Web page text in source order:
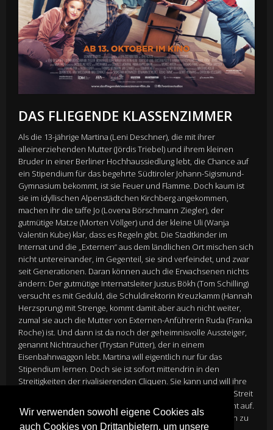
Wir verwenden sowohl eigene Cookies als
auch Cookies von Drittanbietern, um unsere
DAS FLIEGENDE KLASSENZIMMER
Als die 13-jährige Martina (Leni Deschner), die mit ihrer
alleinerziehenden Mutter (Jördis Triebel) und ihrem kleinen
Bruder in einer Berliner Hochhaussiedlung lebt, die Chance auf
ein Stipendium für das begehrte Südtiroler Johann-Sigismund-
Gymnasium bekommt, ist sie Feuer und Flamme. Doch kaum ist
sie im idyllischen Alpenstädtchen Kirchberg angekommen,
machen ihr die taffe Jo (Lovena Börschmann Ziegler), der
gutmütige Matze (Morten Völlger) und der kleine Uli (Wanja
Valentin Kube) klar, dass es Regeln gibt. Die Stadtkinder im
Internat und die „Externen“ aus dem ländlichen Ort mischen sich
nicht untereinander, im Gegenteil, sie sind verfeindet, und zwar
seit Generationen. Daran können auch die Erwachsenen nichts
ändern: Der gutmütige Internatsleiter Justus Bökh (Tom Schilling)
versucht es mit Geduld, die Schuldirektorin Kreuzkamm (Hannah
Herzsprung) mit Strenge, kommt damit aber auch nicht weiter,
zumal sie auch die Mutter von Externen-Anführerin Ruda (Franka
Roche) ist. Und dann ist da noch der geheimnisvolle Aussteiger,
genannt Nichtraucher (Trystan Pütter), der in einem
Eisenbahnwaggon lebt. Martina will eigentlich nur für das
Stipendium lernen. Doch sie ist sofort mittendrin in den
Streitigkeiten der rivalisierenden Cliquen. Sie kann und will ihre
neuen Freunde nicht im Stich lassen. Der Plan, den ewigen Streit
mit einem gemeinsamen Theaterstück beizulegen, geht nicht auf.
Der Graben zwischen den Internen und Externen ist einfach zu